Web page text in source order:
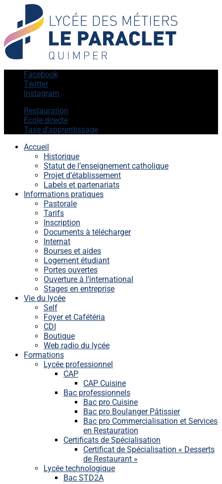
Facebook
Twitter
Instagram
Restauration
École directe
Taxe d’apprentissage
Accueil
Historique
Statut de l’enseignement catholique
Projet d’établissement
Labels et partenariats
Informations pratiques
Pastorale
Tarifs
Inscription
Documents à télécharger
Internat
Bourses et aides
Logement étudiant
Portes ouvertes
Ouverture à l’international
Stages en entreprise
Vie du lycée
Self
Foyer et Cafétéria
CDI
Boutique
Web radio du lycée
Formations
Lycée professionnel
CAP
CAP Cuisine
Bac professionnels
Bac pro Cuisine
Bac pro Boulanger Pâtissier
Bac pro Commercialisation et Services
en Restauration
Certificats de Spécialisation
Certificat de Spécialisation « Desserts
de Restaurant »
Lycée technologique
Bac STD2A